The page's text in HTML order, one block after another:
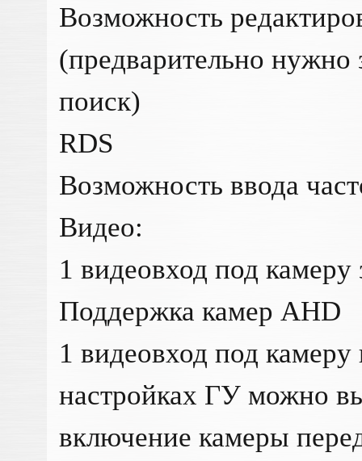
Возможность
(предварительно нужно
поиск)
RDS​
Возможность ввода
Видео:
1 видеовход под камеру
Поддержка камер AHD
1 видеовход под
настройках ГУ можно
включение камеры